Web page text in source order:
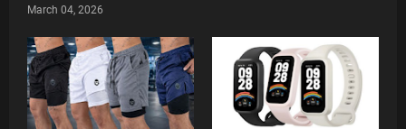
March 04, 2026